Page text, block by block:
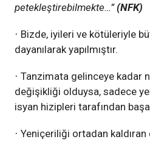
petekleştirebilmekte…”(NFK)
· Bizde, iyileri ve kötüleriyle
dayanılarak yapılmıştır.
· Tanzimata gelinceye kadar
değişikliği olduysa, sadece
isyan hizipleri tarafından
· Yeniçeriliği ortadan